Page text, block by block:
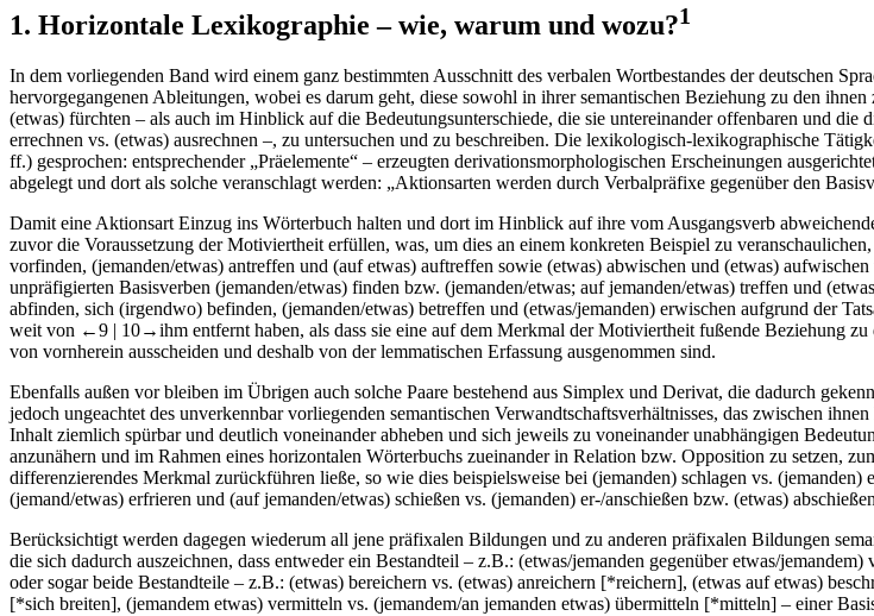
1. Horizontale Lexikographie – wie, warum und wozu?1
In dem vorliegenden Band wird einem ganz bestimmten Ausschnitt des verbalen Wortbestandes der deutschen
hervorgegangenen Ableitungen, wobei es darum geht, diese sowohl in ihrer semantischen Beziehung zu den
(etwas) fürchten – als auch im Hinblick auf die Bedeutungsunterschiede, die sie untereinander offenbaren und die
errechnen vs. (etwas) ausrechnen –, zu untersuchen und zu beschreiben. Die lexikologisch-lexikographische
ff.) gesprochen: entsprechender „Präelemente“ – erzeugten derivationsmorphologischen Erscheinungen
abgelegt und dort als solche veranschlagt werden: „Aktionsarten werden durch Verbalpräfixe gegenüber den
Damit eine Aktionsart Einzug ins Wörterbuch halten und dort im Hinblick auf ihre vom Ausgangsverb
zuvor die Voraussetzung der Motiviertheit erfüllen, was, um dies an einem konkreten Beispiel zu
vorfinden, (jemanden/etwas) antreffen und (auf etwas) auftreffen sowie (etwas) abwischen und (etwas) aufwischen
unpräfigierten Basisverben (jemanden/etwas) finden bzw. (jemanden/etwas; auf jemanden/etwas) treffen und
abfinden, sich (irgendwo) befinden, (jemanden/etwas) betreffen und (etwas/jemanden) erwischen aufgrund der
weit von ←9 | 10→ihm entfernt haben, als dass sie eine auf dem Merkmal der Motiviertheit fußende Beziehung
von vornherein ausscheiden und deshalb von der lemmatischen Erfassung ausgenommen sind.
Ebenfalls außen vor bleiben im Übrigen auch solche Paare bestehend aus Simplex und Derivat, die dadurch
jedoch ungeachtet des unverkennbar vorliegenden semantischen Verwandtschaftsverhältnisses, das zwischen
Inhalt ziemlich spürbar und deutlich voneinander abheben und sich jeweils zu voneinander unabhängigen
anzunähern und im Rahmen eines horizontalen Wörterbuchs zueinander in Relation bzw. Opposition zu setzen,
differenzierendes Merkmal zurückführen ließe, so wie dies beispielsweise bei (jemanden) schlagen vs. (jemanden)
(jemand/etwas) erfrieren und (auf jemanden/etwas) schießen vs. (jemanden) er-/anschießen bzw. (etwas) abschießen
Berücksichtigt werden dagegen wiederum all jene präfixalen Bildungen und zu anderen präfixalen Bildungen
die sich dadurch auszeichnen, dass entweder ein Bestandteil – z.B.: (etwas/jemanden gegenüber etwas/jemandem)
oder sogar beide Bestandteile – z.B.: (etwas) bereichern vs. (etwas) anreichern [*reichern], (etwas auf etwas)
[*sich breiten], (jemandem etwas) vermitteln vs. (jemandem/an jemanden etwas) übermitteln [*mitteln] – einer